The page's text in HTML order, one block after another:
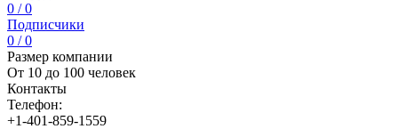
0 / 0
Подписчики
0 / 0
Размер компании
От 10 до 100 человек
Контакты
Телефон:
+1-401-859-1559